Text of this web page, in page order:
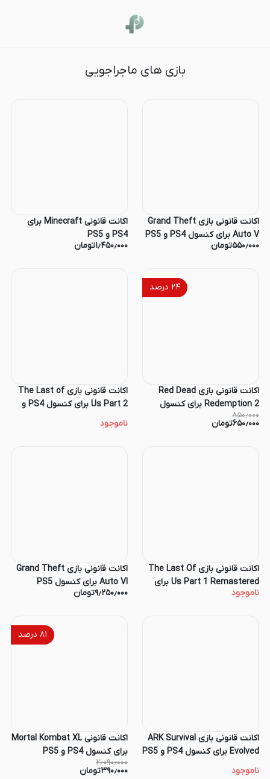
بازی های ماجراجویی
اکانت قانونی بازی Grand Theft
Auto V برای کنسول PS4 و PS5
۵۵۰٫۰۰۰تومان
اکانت قانونی Minecraft برای
PS4 و PS5
۱٫۴۵۰٫۰۰۰تومان
۲۴ درصد
اکانت قانونی بازی Red Dead
Redemption 2 برای کنسول
PS4 و PS5
۸۵۰٫۰۰۰
۶۵۰٫۰۰۰تومان
اکانت قانونی بازی The Last of
Us Part 2 برای کنسول PS4 و
PS5
ناموجود
اکانت قانونی بازی The Last Of
Us Part 1 Remastered برای
کنسول PS4 و PS5
ناموجود
اکانت قانونی بازی Grand Theft
Auto VI برای کنسول PS5
۹٫۲۵۰٫۰۰۰تومان
اکانت قانونی بازی ARK Survival
Evolved برای کنسول PS4 و PS5
ناموجود
۸۱ درصد
اکانت قانونی Mortal Kombat XL
برای کنسول PS4 و PS5
۲٫۰۹۰٫۰۰۰
۳۹۰٫۰۰۰تومان